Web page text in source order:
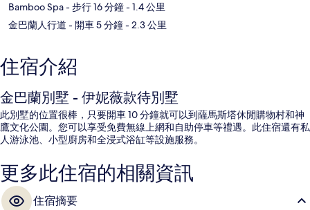
Bamboo Spa- 步行 16 分鐘- 1.4 公里
金巴蘭人行道 - 開車 5 分鐘- 2.3 公里
住宿介紹
金巴蘭別墅 - 伊妮薇款待別墅
此別墅的位置很棒，只要開車 10 分鐘就可以到薩馬斯塔休閒購物村和神
鷹文化公園。您可以享受免費無線上網和自助停車等禮遇。此住宿還有私
人游泳池、小型廚房和全浸式浴缸等設施服務。
更多此住宿的相關資訊
住宿摘要